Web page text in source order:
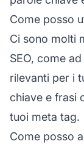
Come posso
Ci sono molti
SEO, come
rilevanti per i
chiave e frasi
tuoi meta tag.
Come posso